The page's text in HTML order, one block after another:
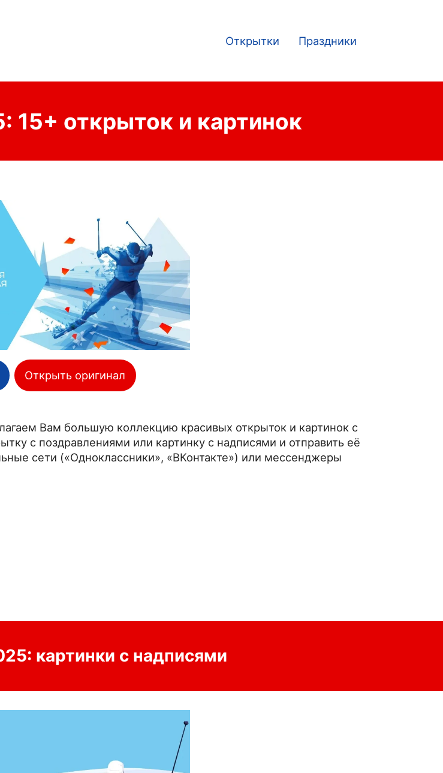
navigation
Открытки Праздники
открыток и картинок
Открыть оригинал
Вам большую коллекцию красивых открыток и картинок с
с поздравлениями или картинку с надписями и отправить её
сети («Одноклассники», «ВКонтакте») или мессенджеры
картинки с надписями